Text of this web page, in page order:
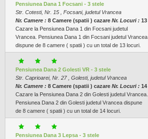
Pensiunea Dana 1 Focsani - 3 stele
Str. Cotesti, Nr. 15 , Focsani, judetul Vrancea
Nr. Camere : 8 Camere (spatii ) cazare Nr. Locuri : 13
Cazare la Pensiunea Dana 1 din Focsani judetul
Vrancea. Pensiunea Dana 1 din Focsani judetul Vrancea
dispune de 8 camere ( spatii ) cu un total de 13 locuri.
Pensiunea Dana 2 Golesti VR - 3 stele
Str. Caprioarei, Nr. 27 , Golesti, judetul Vrancea
Nr. Camere : 8 Camere (spatii ) cazare Nr. Locuri : 14
Cazare la Pensiunea Dana 2 din Golesti judetul Vrancea.
Pensiunea Dana 2 din Golesti judetul Vrancea dispune
de 8 camere ( spatii ) cu un total de 14 locuri.
Pensiunea Dana 3 Lepsa - 3 stele